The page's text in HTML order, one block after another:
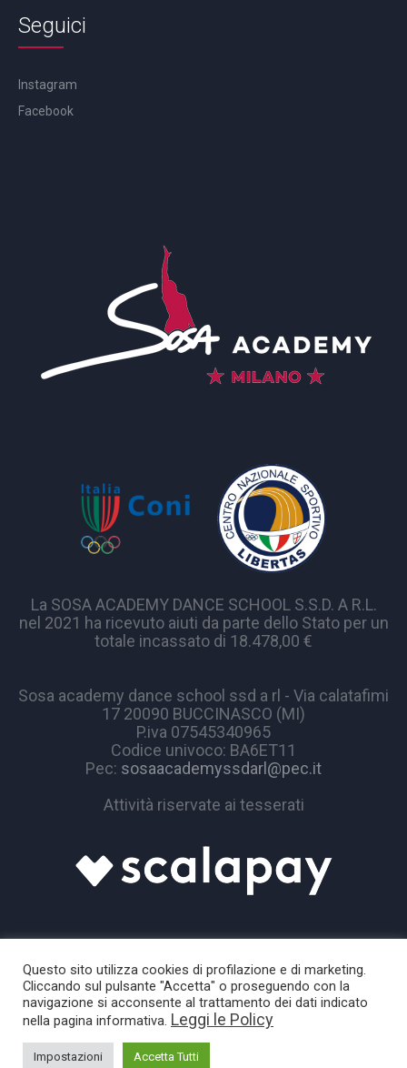
Seguici
Instagram
Facebook
La SOSA ACADEMY DANCE SCHOOL S.S.D. A R.L.
nel 2021 ha ricevuto aiuti da parte dello Stato per un
totale incassato di 18.478,00 €
Sosa academy dance school ssd a rl - Via calatafimi
17 20090 BUCCINASCO (MI)
P.iva 07545340965
Codice univoco: BA6ET11
Pec: sosaacademyssdarl@pec.it
Attività riservate ai tesserati
Sosa Academy © 2024 / All Rights Reserved
Questo sito utilizza cookies di profilazione e di marketing.
Cliccando sul pulsante "Accetta" o proseguendo con la
navigazione si acconsente al trattamento dei dati indicato
nella pagina informativa. Leggi le Policy
Impostazioni Accetta Tutti